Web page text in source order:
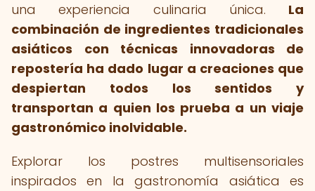
una experiencia culinaria única. La
combinación de ingredientes tradicionales
asiáticos con técnicas innovadoras de
repostería ha dado lugar a creaciones que
despiertan todos los sentidos y
transportan a quien los prueba a un viaje
gastronómico inolvidable.
Explorar los postres multisensoriales
inspirados en la gastronomía asiática es